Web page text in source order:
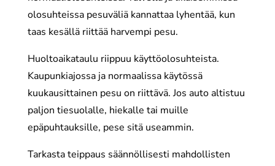
olosuhteissa pesuväliä kannattaa lyhentää, kun
taas kesällä riittää harvempi pesu.
Huoltoaikataulu riippuu käyttöolosuhteista.
Kaupunkiajossa ja normaalissa käytössä
kuukausittainen pesu on riittävä. Jos auto altistuu
paljon tiesuolalle, hiekalle tai muille
epäpuhtauksille, pese sitä useammin.
Tarkasta teippaus säännöllisesti mahdollisten